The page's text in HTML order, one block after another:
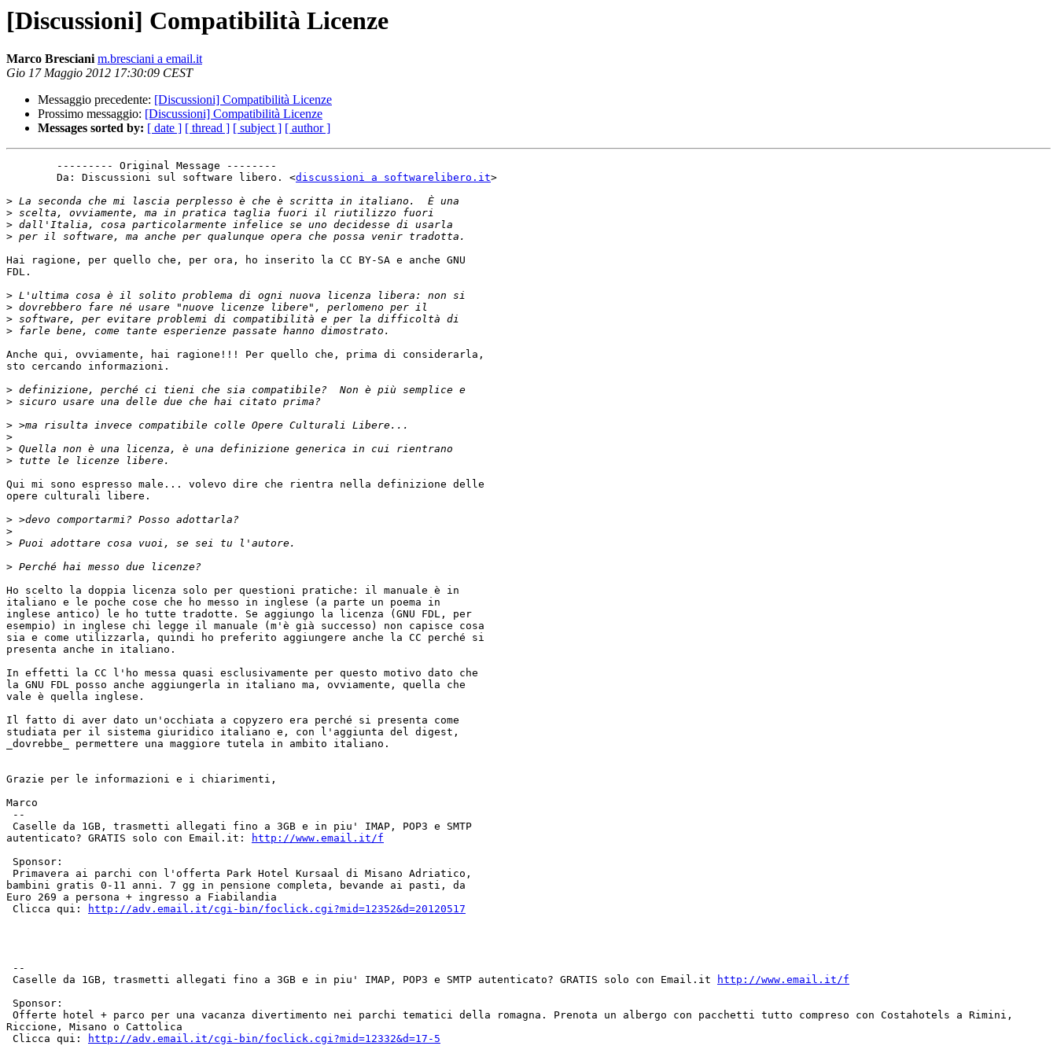
[Discussioni] Compatibilità Licenze
Marco Bresciani m.bresciani a email.it
Gio 17 Maggio 2012 17:30:09 CEST
Messaggio precedente: [Discussioni] Compatibilità Licenze
Prossimo messaggio: [Discussioni] Compatibilità Licenze
Messages sorted by: [ date ] [ thread ] [ subject ] [ author ]
	Da: Discussioni sul software libero. <
discussioni a softwarelibero.it>
>
>
>
>
Hai ragione, per quello che, per ora, ho inserito la CC BY-SA e anche GNU
FDL.
>
>
>
>
Anche qui, ovviamente, hai ragione!!! Per quello che, prima di considerarla,
sto cercando informazioni.
>
>
>
>
>
>
Qui mi sono espresso male... volevo dire che rientra nella definizione delle
opere culturali libere.
>
>
>
>
Ho scelto la doppia licenza solo per questioni pratiche: il manuale è in
italiano e le poche cose che ho messo in inglese (a parte un poema in
inglese antico) le ho tutte tradotte. Se aggiungo la licenza (GNU FDL, per
esempio) in inglese chi legge il manuale (m'è già successo) non capisce cosa
sia e come utilizzarla, quindi ho preferito aggiungere anche la CC perché si
presenta anche in italiano.
In effetti la CC l'ho messa quasi esclusivamente per questo motivo dato che
la GNU FDL posso anche aggiungerla in italiano ma, ovviamente, quella che
vale è quella inglese.
Il fatto di aver dato un'occhiata a copyzero era perché si presenta come
studiata per il sistema giuridico italiano e, con l'aggiunta del digest,
_dovrebbe_ permettere una maggiore tutela in ambito italiano.
Grazie per le informazioni e i chiarimenti,
Marco
autenticato? GRATIS solo con Email.it:
http://www.email.it/f
bambini gratis 0-11 anni. 7 gg in pensione completa, bevande ai pasti, da
Euro 269 a persona + ingresso a Fiabilandia
Clicca qui:
http://adv.email.it/cgi-bin/foclick.cgi?mid=12352&d=20120517
Caselle da 1GB, trasmetti allegati fino a 3GB e in piu' IMAP, POP3 e SMTP autenticato? GRATIS solo con Email.it
http://www.email.it/f
Riccione, Misano o Cattolica
Clicca qui:
http://adv.email.it/cgi-bin/foclick.cgi?mid=12332&d=17-5